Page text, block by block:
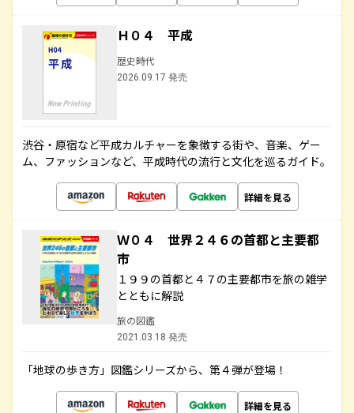
Ｈ０４ 平成
歴史時代
2026.09.17 発売
渋谷・原宿など平成カルチャーを象徴する街や、音楽、ゲー
ム、ファッションなど、平成時代の流行と文化を巡るガイド。
詳細を見る
Ｗ０４ 世界２４６の首都と主要都
市
１９９の首都と４７の主要都市を旅の雑学
とともに解説
旅の図鑑
2021.03.18 発売
「地球の歩き方」図鑑シリーズから、第４弾が登場！
詳細を見る